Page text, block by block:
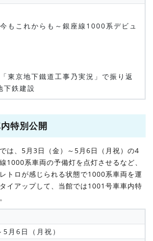
もこれからも～銀座線1000系デビュ
東京地下鐵道工事乃実況」で振り返
鉄建設
特別公開
は、5月3日（金）～5月6日（月祝）の4
1000系車両の予備灯を点灯させるなど、
トロが感じられる状態で1000系車両を運
イアップして、当館では1001号車車内特
月6日（月祝）